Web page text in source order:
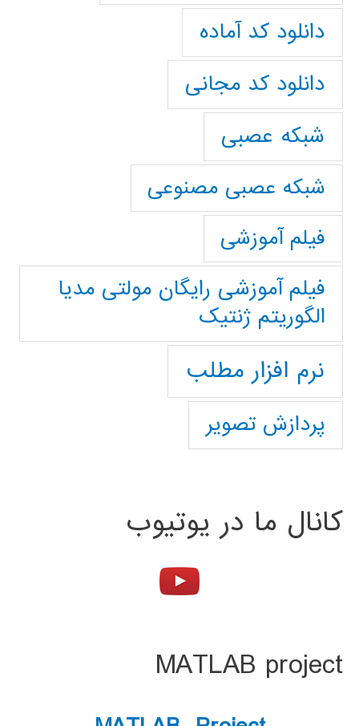
دانلود کد آماده
دانلود کد مجانی
شبکه عصبی
شبکه عصبی مصنوعی
فیلم آموزشی
فیلم آموزشی رایگان مولتی مدیا
الگوریتم ژنتیک
نرم افزار مطلب
پردازش تصویر
کانال ما در یوتیوب
MATLAB project